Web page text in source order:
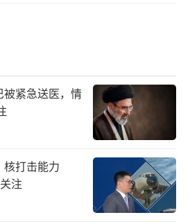
紧急送医，情
打击能力
注